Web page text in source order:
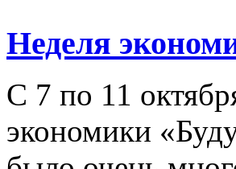
Неделя
С 7 по 11
экономики